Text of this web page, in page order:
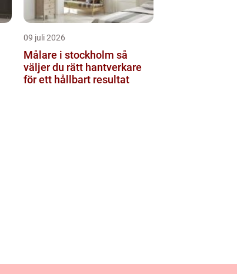
09 juli 2026
Målare i stockholm så
väljer du rätt hantverkare
för ett hållbart resultat